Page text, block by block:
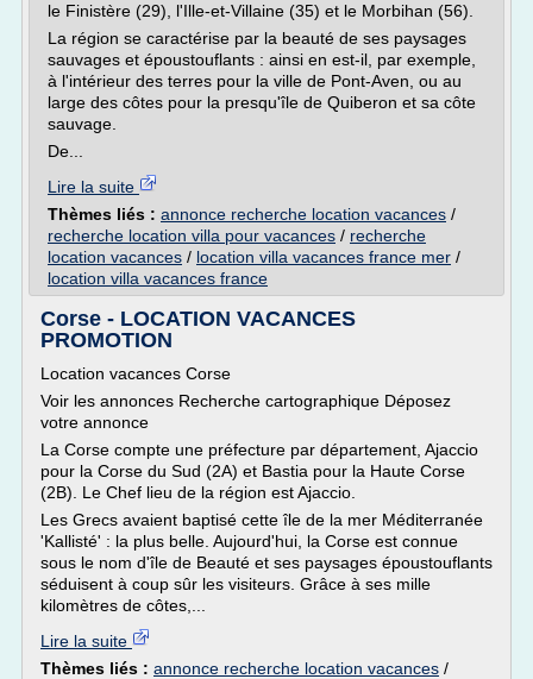
le Finistère (29), l'Ille-et-Villaine (35) et le Morbihan (56).
La région se caractérise par la beauté de ses paysages
sauvages et époustouflants : ainsi en est-il, par exemple,
à l'intérieur des terres pour la ville de Pont-Aven, ou au
large des côtes pour la presqu'île de Quiberon et sa côte
sauvage.
De...
Lire la suite
Thèmes liés : annonce recherche location vacances /
recherche location villa pour vacances / recherche
location vacances / location villa vacances france mer /
location villa vacances france
Corse - LOCATION VACANCES
PROMOTION
Location vacances Corse
Voir les annonces Recherche cartographique Déposez
votre annonce
La Corse compte une préfecture par département, Ajaccio
pour la Corse du Sud (2A) et Bastia pour la Haute Corse
(2B). Le Chef lieu de la région est Ajaccio.
Les Grecs avaient baptisé cette île de la mer Méditerranée
'Kallisté' : la plus belle. Aujourd'hui, la Corse est connue
sous le nom d'île de Beauté et ses paysages époustouflants
séduisent à coup sûr les visiteurs. Grâce à ses mille
kilomètres de côtes,...
Lire la suite
Thèmes liés : annonce recherche location vacances /